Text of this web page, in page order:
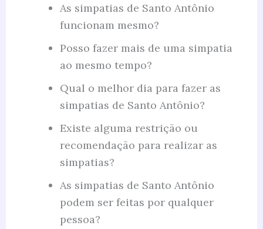
As simpatias de Santo Antônio
funcionam mesmo?
Posso fazer mais de uma simpatia
ao mesmo tempo?
Qual o melhor dia para fazer as
simpatias de Santo Antônio?
Existe alguma restrição ou
recomendação para realizar as
simpatias?
As simpatias de Santo Antônio
podem ser feitas por qualquer
pessoa?